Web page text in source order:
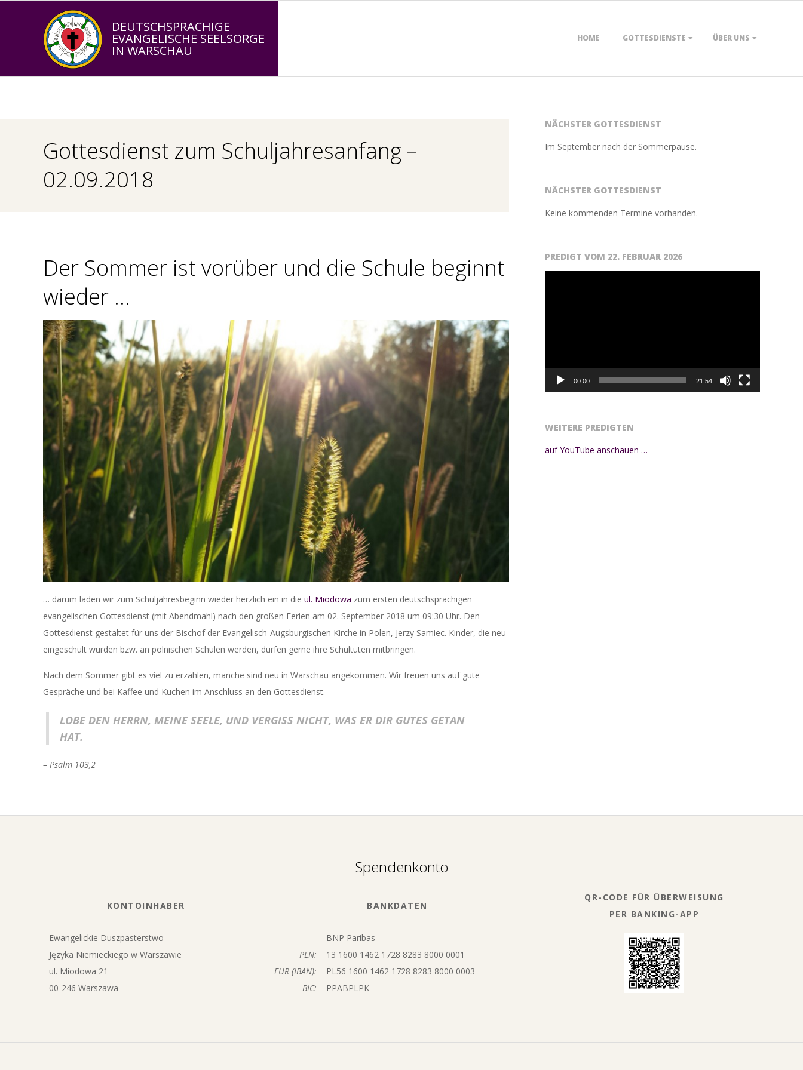
DEUTSCHSPRACHIGE
EVANGELISCHE SEELSORGE
IN WARSCHAU
HOME GOTTESDIENSTE ÜBER UNS
Gottesdienst zum Schuljahresanfang –
02.09.2018
Der Sommer ist vorüber und die Schule beginnt
wieder …
… darum laden wir zum Schuljahresbeginn wieder herzlich ein in die ul. Miodowa zum ersten deutschsprachigen
evangelischen Gottesdienst (mit Abendmahl) nach den großen Ferien am 02. September 2018 um 09:30 Uhr. Den
Gottesdienst gestaltet für uns der Bischof der Evangelisch-Augsburgischen Kirche in Polen, Jerzy Samiec. Kinder, die neu
eingeschult wurden bzw. an polnischen Schulen werden, dürfen gerne ihre Schultüten mitbringen.
Nach dem Sommer gibt es viel zu erzählen, manche sind neu in Warschau angekommen. Wir freuen uns auf gute
Gespräche und bei Kaffee und Kuchen im Anschluss an den Gottesdienst.
LOBE DEN HERRN, MEINE SEELE, UND VERGISS NICHT, WAS ER DIR GUTES GETAN
HAT.
– Psalm 103,2
NÄCHSTER GOTTESDIENST
Im September nach der Sommerpause.
NÄCHSTER GOTTESDIENST
Keine kommenden Termine vorhanden.
PREDIGT VOM 22. FEBRUAR 2026
00:00 21:54
WEITERE PREDIGTEN
auf YouTube anschauen …
Spendenkonto
KONTOINHABER BANKDATEN
QR-CODE FÜR ÜBERWEISUNG
PER BANKING-APP
Ewangelickie Duszpasterstwo
Języka Niemieckiego w Warszawie
ul. Miodowa 21
00-246 Warszawa
PLN:
EUR (IBAN):
BIC:
BNP Paribas
13 1600 1462 1728 8283 8000 0001
PL56 1600 1462 1728 8283 8000 0003
PPABPLPK